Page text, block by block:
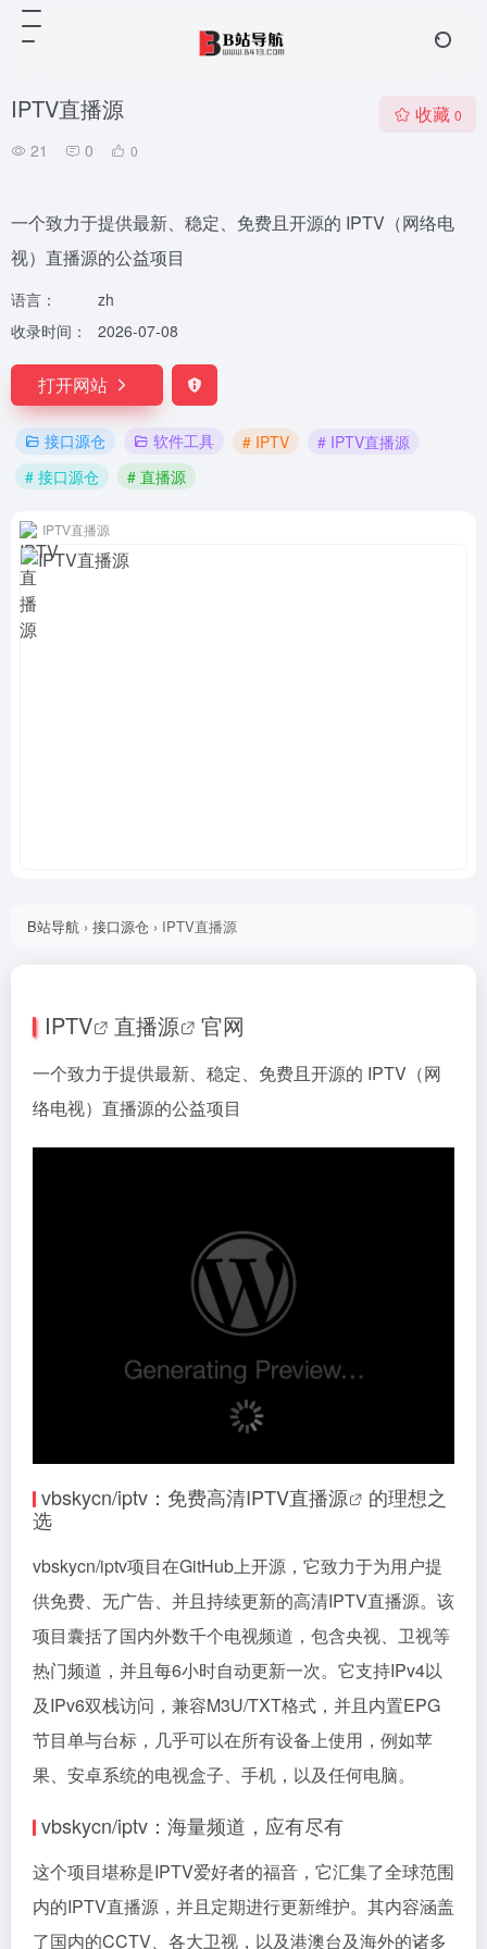
IPTV直播源
21 0 0
收藏 0
一个致力于提供最新、稳定、免费且开源的 IPTV（网络电
视）直播源的公益项目
语言：
zh
收录时间：
2026-07-08
打开网站
接口源仓 软件工具 # IPTV
# IPTV直播源
# 接口源仓
# 直播源
IPTV直播源
B站导航 › 接口源仓 › IPTV直播源
IPTV 直播源 官网
一个致力于提供最新、稳定、免费且开源的 IPTV（网
络电视）直播源的公益项目
vbskycn/iptv：免费高清IPTV直播源
的理想之
选
vbskycn/iptv项目在GitHub上开源，它致力于为用户提
供免费、无广告、并且持续更新的高清IPTV直播源。该
项目囊括了国内外数千个电视频道，包含央视、卫视等
热门频道，并且每6小时自动更新一次。它支持IPv4以
及IPv6双栈访问，兼容M3U/TXT格式，并且内置EPG
节目单与台标，几乎可以在所有设备上使用，例如苹
果、安卓系统的电视盒子、手机，以及任何电脑。
vbskycn/iptv：海量频道，应有尽有
这个项目堪称是IPTV爱好者的福音，它汇集了全球范围
内的IPTV直播源，并且定期进行更新维护。其内容涵盖
了国内的CCTV、各大卫视，以及港澳台及海外的诸多